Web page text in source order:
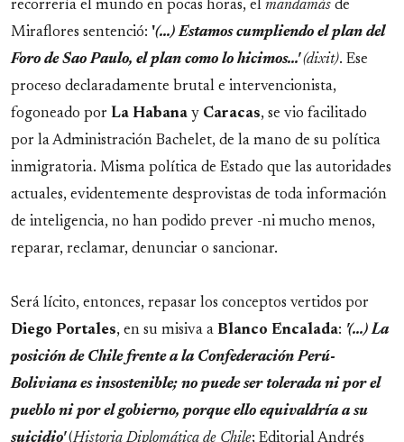
recorrería el mundo en pocas horas, el mandamás de
Miraflores sentenció: '(...) Estamos cumpliendo el plan del
Foro de Sao Paulo, el plan como lo hicimos...'(dixit). Ese
proceso declaradamente brutal e intervencionista,
fogoneado por La Habana y Caracas, se vio facilitado
por la Administración Bachelet, de la mano de su política
inmigratoria. Misma política de Estado que las autoridades
actuales, evidentemente desprovistas de toda información
de inteligencia, no han podido prever -ni mucho menos,
reparar, reclamar, denunciar o sancionar.
Será lícito, entonces, repasar los conceptos vertidos por
Diego Portales, en su misiva a Blanco Encalada: '(...) La
posición de Chile frente a la Confederación Perú-
Boliviana es insostenible; no puede ser tolerada ni por el
pueblo ni por el gobierno, porque ello equivaldría a su
suicidio' (Historia Diplomática de Chile; Editorial Andrés